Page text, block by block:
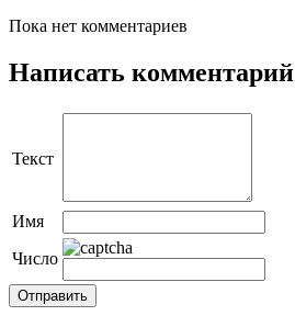
Пока нет комментариев
Написать комментарий
Текст
Имя
Число